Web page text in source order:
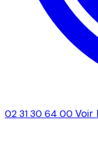
02 31 30 64 00 Voir